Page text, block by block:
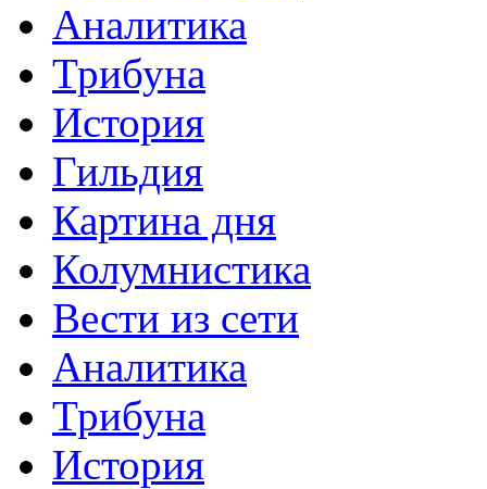
Аналитика
Трибуна
История
Гильдия
Картина дня
Колумнистика
Вести из сети
Аналитика
Трибуна
История